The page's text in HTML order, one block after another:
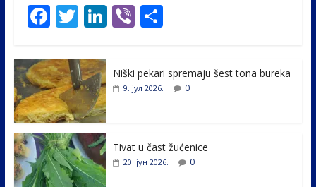
F
e
b
o
o
k
T
itt
er
Li
e
Vi
er
S
e
Niški pekari spremaju šest tona bureka
9. јул 2026. 0
Tivat u čast žućenice
20. јун 2026. 0